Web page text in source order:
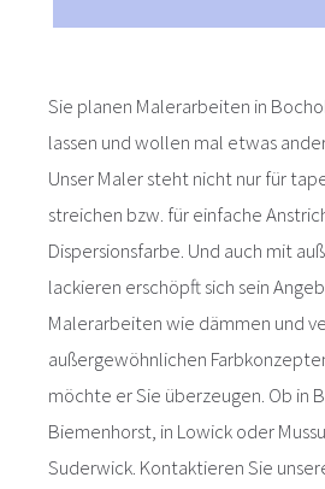
Sie planen Malerarbeiten in
lassen und wollen mal etwas
Unser Maler steht nicht nur für
streichen bzw. für einfache
Dispersionsfarbe. Und auch mit
lackieren erschöpft sich sein
Malerarbeiten wie dämmen und
außergewöhnlichen
möchte er Sie überzeugen. Ob in
Biemenhorst, in Lowick oder
Suderwick. Kontaktieren Sie